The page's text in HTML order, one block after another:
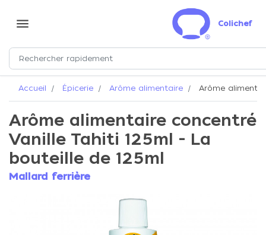
menu Colichef
Accueil Épicerie Arôme alimentaire Arôme
Arôme alimentaire concentré
Vanille Tahiti 125ml - La
bouteille de 125ml
Mallard ferrière